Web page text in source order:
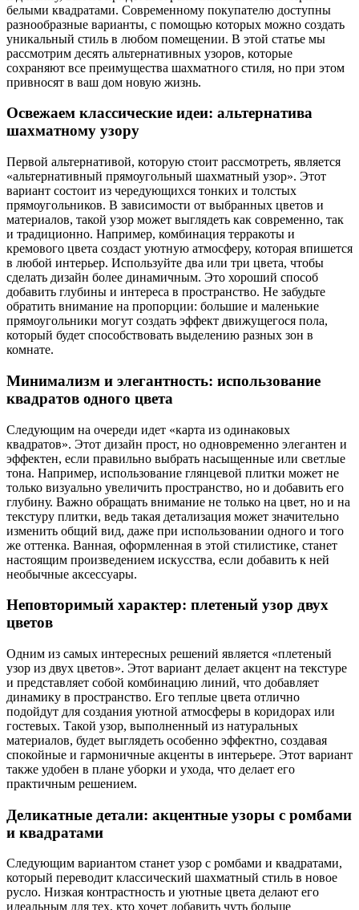
белыми квадратами. Современному покупателю доступны
разнообразные варианты, с помощью которых можно создать
уникальный стиль в любом помещении. В этой статье мы
рассмотрим десять альтернативных узоров, которые
сохраняют все преимущества шахматного стиля, но при этом
привносят в ваш дом новую жизнь.
Освежаем классические идеи: альтернатива
шахматному узору
Первой альтернативой, которую стоит рассмотреть, является
«альтернативный прямоугольный шахматный узор». Этот
вариант состоит из чередующихся тонких и толстых
прямоугольников. В зависимости от выбранных цветов и
материалов, такой узор может выглядеть как современно, так
и традиционно. Например, комбинация терракоты и
кремового цвета создаст уютную атмосферу, которая впишется
в любой интерьер. Используйте два или три цвета, чтобы
сделать дизайн более динамичным. Это хороший способ
добавить глубины и интереса в пространство. Не забудьте
обратить внимание на пропорции: большие и маленькие
прямоугольники могут создать эффект движущегося пола,
который будет способствовать выделению разных зон в
комнате.
Минимализм и элегантность: использование
квадратов одного цвета
Следующим на очереди идет «карта из одинаковых
квадратов». Этот дизайн прост, но одновременно элегантен и
эффектен, если правильно выбрать насыщенные или светлые
тона. Например, использование глянцевой плитки может не
только визуально увеличить пространство, но и добавить его
глубину. Важно обращать внимание не только на цвет, но и на
текстуру плитки, ведь такая детализация может значительно
изменить общий вид, даже при использовании одного и того
же оттенка. Ванная, оформленная в этой стилистике, станет
настоящим произведением искусства, если добавить к ней
необычные аксессуары.
Неповторимый характер: плетеный узор двух
цветов
Одним из самых интересных решений является «плетеный
узор из двух цветов». Этот вариант делает акцент на текстуре
и представляет собой комбинацию линий, что добавляет
динамику в пространство. Его теплые цвета отлично
подойдут для создания уютной атмосферы в коридорах или
гостевых. Такой узор, выполненный из натуральных
материалов, будет выглядеть особенно эффектно, создавая
спокойные и гармоничные акценты в интерьере. Этот вариант
также удобен в плане уборки и ухода, что делает его
практичным решением.
Деликатные детали: акцентные узоры с ромбами
и квадратами
Следующим вариантом станет узор с ромбами и квадратами,
который переводит классический шахматный стиль в новое
русло. Низкая контрастность и уютные цвета делают его
идеальным для тех, кто хочет добавить чуть больше